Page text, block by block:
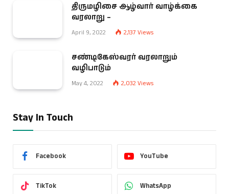
திருமழிசை ஆழ்வார் வாழ்க்கை
வரலாறு –
April 9, 2022 2,137 Views
சண்டிகேஸ்வரர் வரலாறும்
வழிபாடும்
May 4, 2022 2,032 Views
Stay In Touch
Facebook YouTube
TikTok WhatsApp